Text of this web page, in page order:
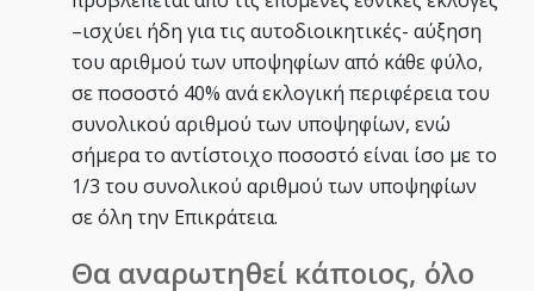
–ισχύει ήδη για τις αυτοδιοικητικές- αύξηση
του αριθμού των υποψηφίων από κάθε φύλο,
σε ποσοστό 40% ανά εκλογική περιφέρεια του
συνολικού αριθμού των υποψηφίων, ενώ
σήμερα το αντίστοιχο ποσοστό είναι ίσο με το
1/3 του συνολικού αριθμού των υποψηφίων
σε όλη την Επικράτεια.
Θα αναρωτηθεί κάποιος, όλο